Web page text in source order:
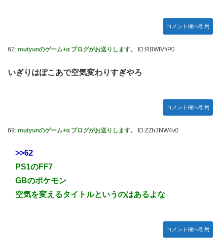
コメント欄へ引用
62: mutyunのゲーム+α ブログがお送りします。 ID:RBWfVf/P0
いぎりはぽこあで空気変わりすぎやろ
コメント欄へ引用
69: mutyunのゲーム+α ブログがお送りします。 ID:ZZh3NW4v0
>>62
PS1のFF7
GBのポケモン
空気を変えるタイトルというのはあるよな
コメント欄へ引用